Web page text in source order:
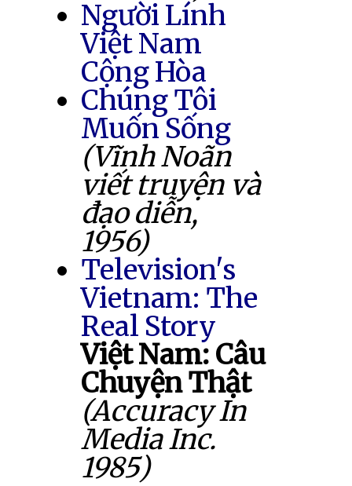
Người Lính
Việt Nam
Cộng Hòa
Chúng Tôi
Muốn Sống
(Vĩnh Noãn
viết truyện và
đạo diễn,
1956)
Television's
Vietnam: The
Real Story
Việt Nam: Câu
Chuyện Thật
(Accuracy In
Media Inc.
1985)